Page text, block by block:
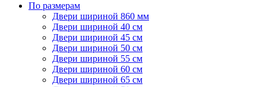
По размерам
Двери шириной 860 мм
Двери шириной 40 см
Двери шириной 45 см
Двери шириной 50 см
Двери шириной 55 см
Двери шириной 60 см
Двери шириной 65 см